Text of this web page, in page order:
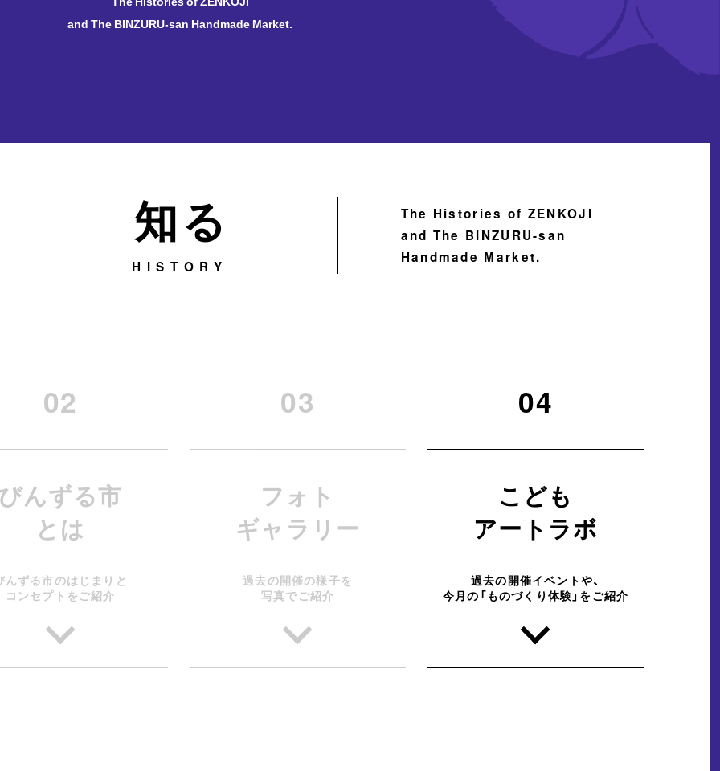
and The BINZURU-san Handmade Market.
知る
HISTORY
The Histories of ZENKOJI
and The BINZURU-san
Handmade Market.
02
んずる市
とは
んずる市のはじまりと
コンセプトをご紹介
03
フォト
ギャラリー
過去の開催の様子を
写真でご紹介
04
こども
アートラボ
過去の開催イベントや、
今月の「ものづくり体験」をご紹介